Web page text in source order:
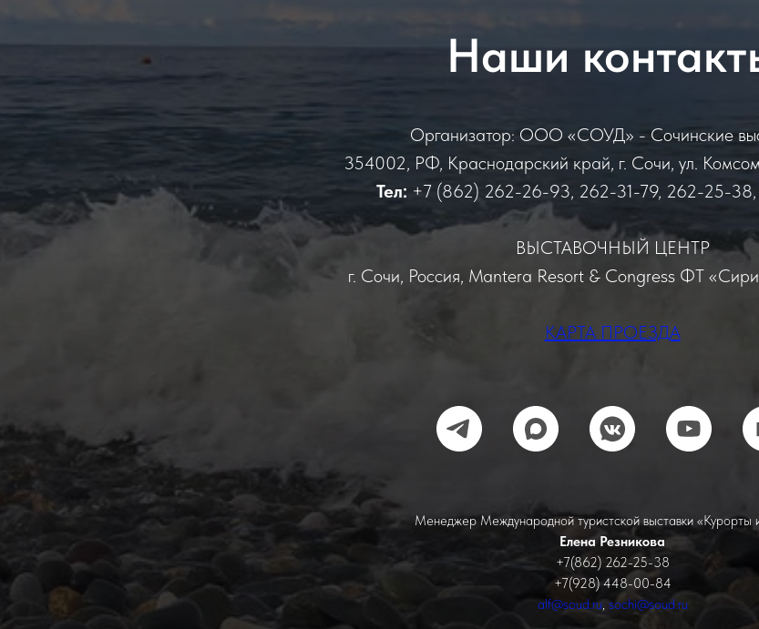
Наши
Организатор: ООО «СОУД» - Сочинские
354002, РФ, Краснодарский край, г. Сочи, ул.
Тел: +7 (862) 262-26-93, 262-31-79, 262-25-
ВЫСТАВОЧНЫЙ ЦЕНТР
г. Сочи, Россия, Mantera Resort & Congress ФТ
КАРТА ПРОЕЗДА
Менеджер Международной туристской выставки «Курорты
Елена Резникова
+7(862) 262-25-38
+7(928) 448-00-84
alf@soud.ru, sochi@soud.ru